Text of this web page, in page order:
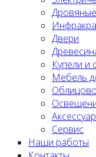
Двери
Купели и
Мебель
Сервис
Наши работы